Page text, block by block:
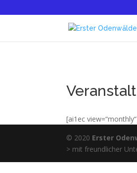
[ai1ec
© 2020 Erster
> mit freundlicher